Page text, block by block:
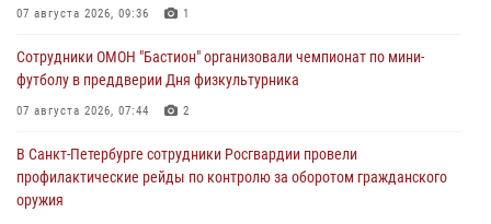
07 августа 2026, 09:36 1
Сотрудники ОМОН "Бастион" организовали чемпионат по мини-
футболу в преддверии Дня физкультурника
07 августа 2026, 07:44 2
В Санкт-Петербурге сотрудники Росгвардии провели
профилактические рейды по контролю за оборотом гражданского
оружия